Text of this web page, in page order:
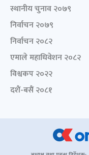
स्थानीय चुनाव २०७९
निर्वाचन २०७९
निर्वाचन २०८२
एमाले महाधिवेशन २०८२
विश्वकप २०२२
दशैं-बसैं २०८१